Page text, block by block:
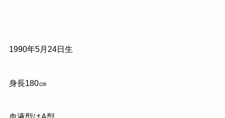
1990年5月 24日生
身長180㎝